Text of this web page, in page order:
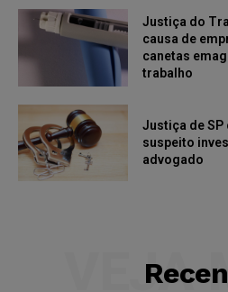
Justiça do
causa de
canetas
trabalho
Justiça de
suspeito
advogado
VEJA